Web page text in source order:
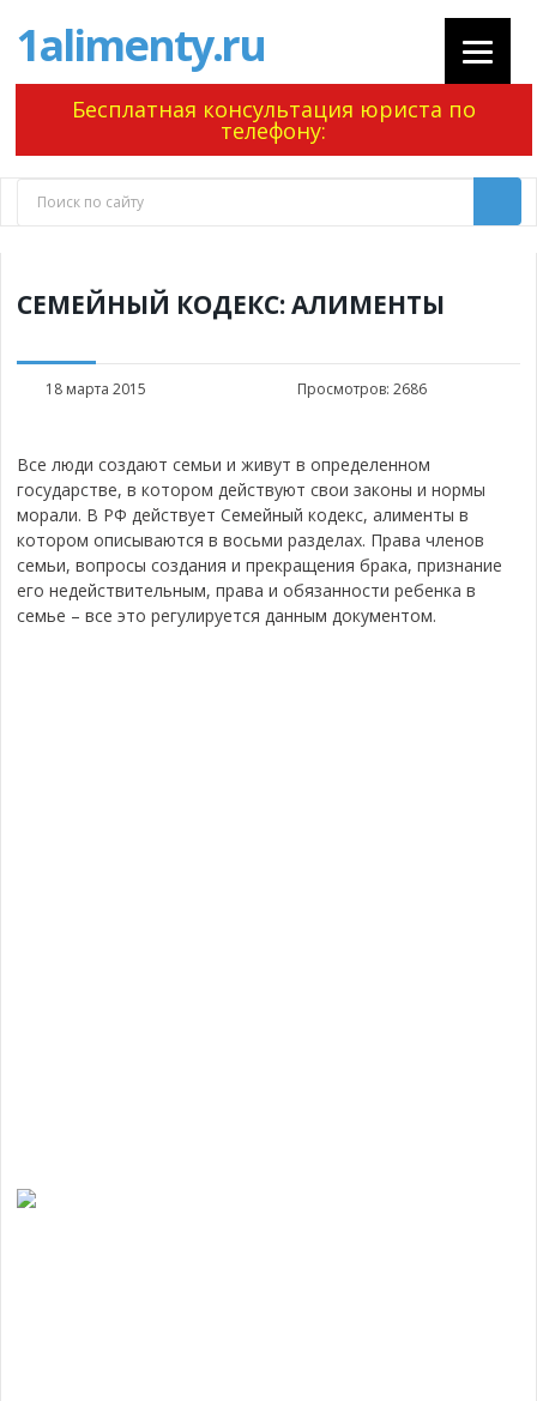
1alimenty.ru
Бесплатная консультация юриста по
телефону:
СЕМЕЙНЫЙ КОДЕКС: АЛИМЕНТЫ
18 марта 2015 Просмотров: 2686
Все люди создают семьи и живут в определенном
государстве, в котором действуют свои законы и нормы
морали. В РФ действует Семейный кодекс, алименты в
котором описываются в восьми разделах. Права членов
семьи, вопросы создания и прекращения брака, признание
его недействительным, права и обязанности ребенка в
семье – все это регулируется данным документом.